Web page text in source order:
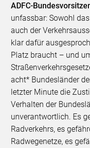
ADFC-
unfassbar: Sowohl
auch der
klar dafür
Platz braucht – und
acht* Bundesländer
letzter Minute die
Verhalten der
unverantwortlich. Es
Radverkehrs, es
Radwegenetze, es